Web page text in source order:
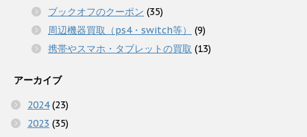
ブックオフのクーポン (35)
周辺機器買取（ps4・switch等）
(9)
携帯やスマホ・タブレットの買取 (13)
アーカイブ
2024(23)
2023 (35)